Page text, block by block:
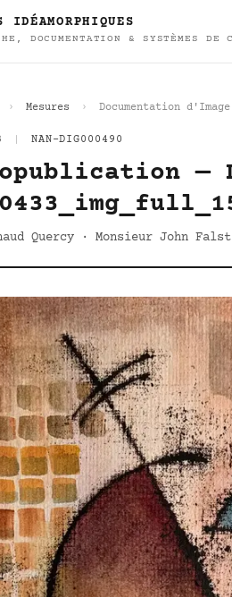
IDÉAMORPHIQUES
DOCUMENTATION & SYSTÈMES DE
Mesures Documentation
NAN-DIG000490
—
Quercy · Monsieur John